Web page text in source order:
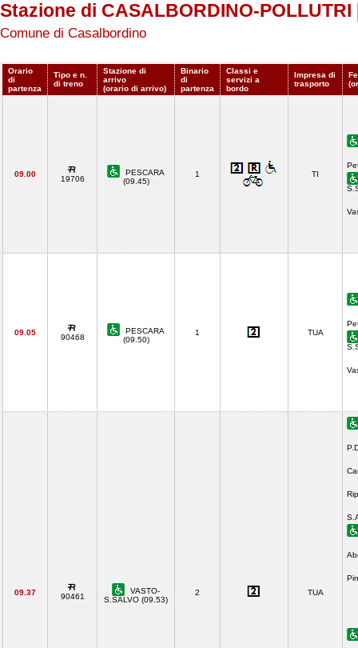
Stazione di CASALBORDINO-POLLUTRI
Comune di Casalbordino
Orario
di
partenza
Tipo e n.
di treno
Stazione di
arrivo
(orario di arrivo)
Binario
di
partenza
Classi e
servizi a
bordo
Impresa di
trasporto
09.00
19706
PESCARA
(09.45)
1 TI
09.05
90468
PESCARA
(09.50)
1 TUA
09.37 90461
VASTO-
S.SALVO (09.53)
2 TUA